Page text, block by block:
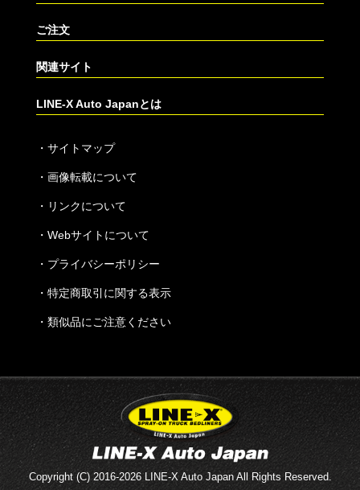
ご注文
関連サイト
LINE-X Auto Japanとは
・ サイトマップ
・ 画像転載について
・ リンクについて
・ Webサイトについて
・ プライバシーポリシー
・ 特定商取引に関する表示
・ 類似品にご注意ください
Copyright (C) 2016-2026 LINE-X Auto Japan All Rights Reserved.